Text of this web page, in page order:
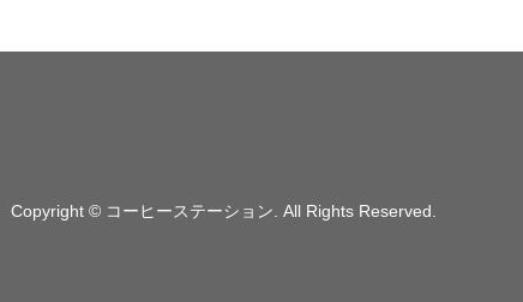
Copyright © コーヒーステーション . All Rights Reserved.